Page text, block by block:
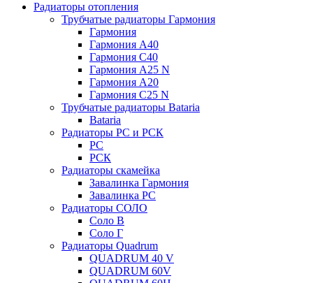
Радиаторы отопления
Трубчатые радиаторы Гармония
Гармония
Гармония А40
Гармония С40
Гармония А25 N
Гармония А20
Гармония С25 N
Трубчатые радиаторы Bataria
Bataria
Радиаторы РС и РСК
РС
РСК
Радиаторы скамейка
Завалинка Гармония
Завалинка РС
Радиаторы СОЛО
Соло В
Соло Г
Радиаторы Quadrum
QUADRUM 40 V
QUADRUM 60V